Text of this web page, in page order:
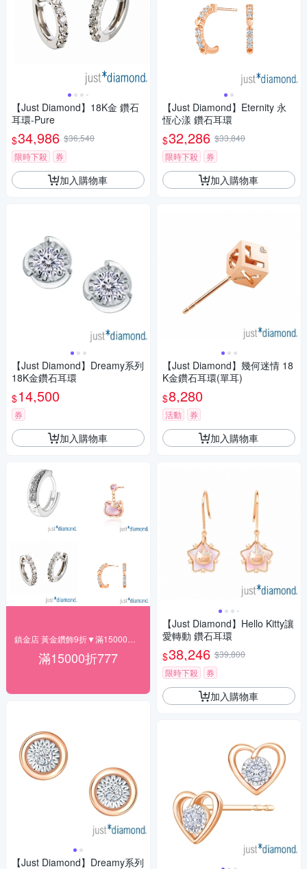
【Just Diamond】18K金 鑽石
耳環-Pure
$34,986 $36,540
限時下殺
券
加入購物車
【Just Diamond】Dreamy系列
18K金鑽石耳環
$14,500
券
加入購物車
滿15000折777
【Just Diamond】Dreamy系列
【Just Diamond】Eternity 永
恆心漾 鑽石耳環
$32,286 $33,840
限時下殺
券
加入購物車
【Just Diamond】幾何迷情 18
K金鑽石耳環(單耳)
$8,280
活動 券
加入購物車
【Just Diamond】Hello Kitty讓
愛轉動 鑽石耳環
$38,246 $39,800
限時下殺
券
加入購物車